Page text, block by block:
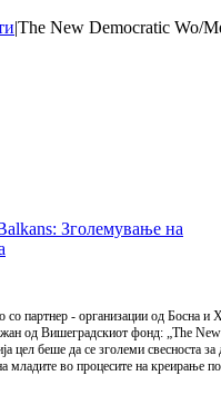
|The New Democratic Wo/
Зголемување на
партнер - организации од Босна
од Вишеградскиот фонд: „The
беше да се зголеми свесноста за
младите во процесите на креирање